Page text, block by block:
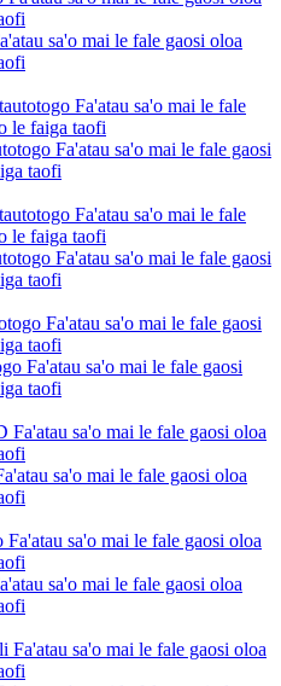
sa'o mai le fale gaosi oloa
Fa'atau sa'o mai le fale gaosi
taofi
Fa'atau sa'o mai le fale gaosi
taofi
Fa'atau sa'o mai le fale gaosi
taofi
sa'o mai le fale gaosi oloa
sa'o mai le fale gaosi oloa